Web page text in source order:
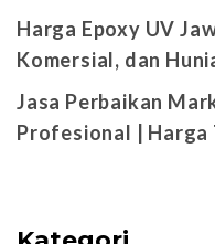
Harga Epoxy UV
Komersial, dan
Jasa Perbaikan
Profesional | Harga